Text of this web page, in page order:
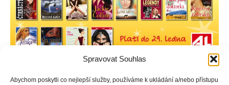
Spravovat Souhlas
Abychom poskytli co nejlepší služby, používáme k ukládání a/nebo přístupu